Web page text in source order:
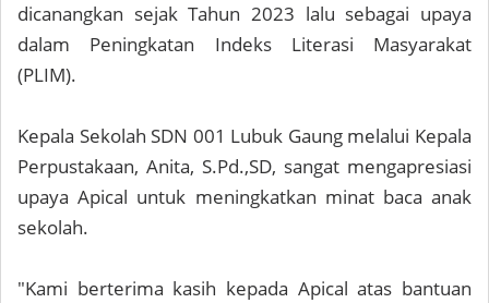
dicanangkan sejak Tahun 2023 lalu sebagai upaya
dalam Peningkatan Indeks Literasi Masyarakat
(PLIM).
Kepala Sekolah SDN 001 Lubuk Gaung melalui Kepala
Perpustakaan, Anita, S.Pd.,SD, sangat mengapresiasi
upaya Apical untuk meningkatkan minat baca anak
sekolah.
"Kami berterima kasih kepada Apical atas bantuan